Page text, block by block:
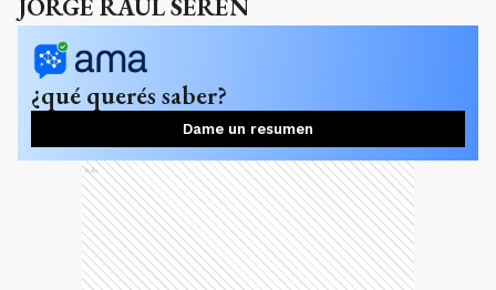
JORGE RAÚL SEREN
¿qué querés saber?
Dame un resumen
Ads